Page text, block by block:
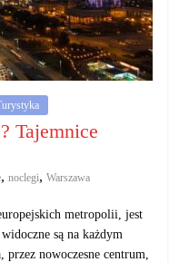
Tajemnice
, noclegi, Warszawa
metropolii, jest
są na każdym
nowoczesne centrum,